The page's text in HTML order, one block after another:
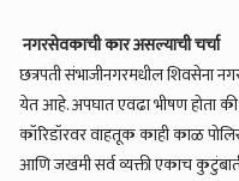
नगरसेवकाची कार असल्याची चर्चा
छत्रपती संभाजीनगरमधील शिवसेना
येत आहे. अपघात एवढा भीषण होता
कॉरिडॉरवर वाहतूक काही काळ
आणि जखमी सर्व व्यक्ती एकाच